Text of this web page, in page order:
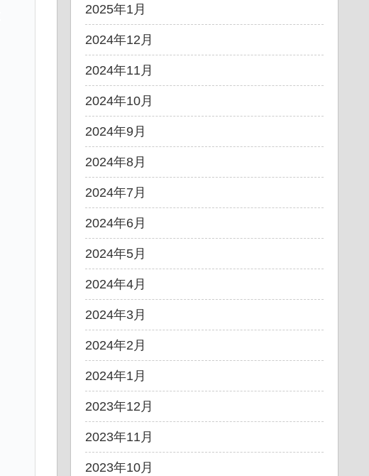
2025年1月
2024年12月
2024年11月
2024年10月
2024年9月
2024年8月
2024年7月
2024年6月
2024年5月
2024年4月
2024年3月
2024年2月
2024年1月
2023年12月
2023年11月
2023年10月